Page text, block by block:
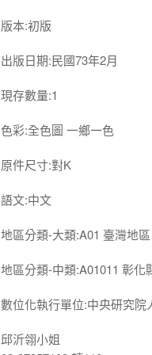
版本:初版
出版日期:民國73年2月
現存數量:1
色彩:全色圖 一鄉一色
原件尺寸:對K
語文:中文
地區分類-大類:A01 臺灣地區
地區分類-中類:A01011 彰化
數位化執行單位:中央研究
邱沂翎小姐